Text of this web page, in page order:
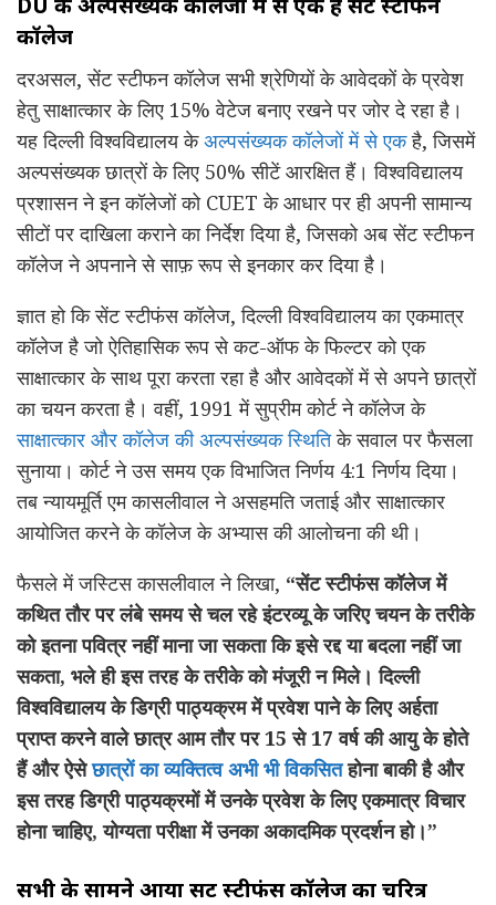
कॉलेज
दरअसल, सेंट स्टीफन कॉलेज सभी श्रेणियों के आवेदकों के प्रवेश
हेतु साक्षात्कार के लिए 15% वेटेज बनाए रखने पर जोर दे रहा है।
यह दिल्ली विश्वविद्यालय केअल्पसंख्यक कॉलेजों में से एकहै, जिसमें
अल्पसंख्यक छात्रों के लिए 50% सीटें आरक्षित हैं। विश्वविद्यालय
प्रशासन ने इन कॉलेजों को CUET के आधार पर ही अपनी सामान्य
सीटों पर दाखिला कराने का निर्देश दिया है, जिसको अब सेंट स्टीफन
कॉलेज ने अपनाने से साफ़ रूप से इनकार कर दिया है।
ज्ञात हो कि सेंट स्टीफंस कॉलेज, दिल्ली विश्वविद्यालय का एकमात्र
कॉलेज है जो ऐतिहासिक रूप से कट-ऑफ के फिल्टर को एक
साक्षात्कार के साथ पूरा करता रहा है और आवेदकों में से अपने छात्रों
का चयन करता है। वहीं, 1991 में सुप्रीम कोर्ट ने कॉलेज के
साक्षात्कार और कॉलेज की अल्पसंख्यक स्थितिके सवाल पर फैसला
सुनाया। कोर्ट ने उस समय एक विभाजित निर्णय 4:1 निर्णय दिया।
तब न्यायमूर्ति एम कासलीवाल ने असहमति जताई और साक्षात्कार
आयोजित करने के कॉलेज के अभ्यास की आलोचना की थी।
फैसले में जस्टिस कासलीवाल ने लिखा, “सेंट स्टीफंस कॉलेज में
कथित तौर पर लंबे समय से चल रहे इंटरव्यू के जरिए चयन के तरीके
को इतना पवित्र नहीं माना जा सकता कि इसे रद्द या बदला नहीं जा
सकता, भले ही इस तरह के तरीके को मंजूरी न मिले। दिल्ली
विश्वविद्यालय के डिग्री पाठ्यक्रम में प्रवेश पाने के लिए अर्हता
प्राप्त करने वाले छात्र आम तौर पर 15 से 17 वर्ष की आयु के होते
हैं और ऐसेछात्रों का व्यक्तित्व अभी भी विकसितहोना बाकी है और
इस तरह डिग्री पाठ्यक्रमों में उनके प्रवेश के लिए एकमात्र विचार
होना चाहिए, योग्यता परीक्षा में उनका अकादमिक प्रदर्शन हो।”
सभी के सामने आया सेंट स्टीफंस कॉलेज का चरित्र